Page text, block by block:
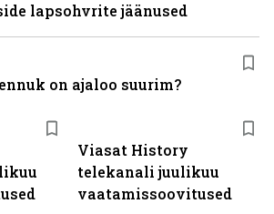
Viasat History
telekanali juulikuu
vaatamissoovitused
lapsohvrite jäänused
on ajaloo suurim?